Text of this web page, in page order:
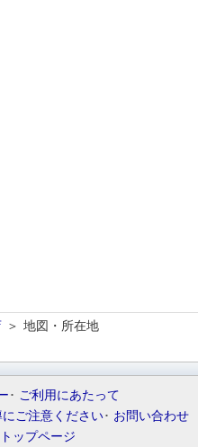
地図・所在地
ご利用にあたって
ご注意ください
お問い合わせ
トップページ